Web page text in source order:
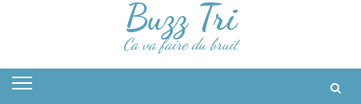
Buzz Tri
Ca va faire du bruit